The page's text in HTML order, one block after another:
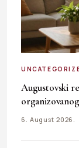
Augustovski
6. August 2026.